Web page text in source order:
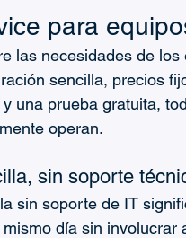
para
las necesidades de
sencilla, precios
una prueba gratuita,
operan.
sin soporte
sin soporte de IT
día sin